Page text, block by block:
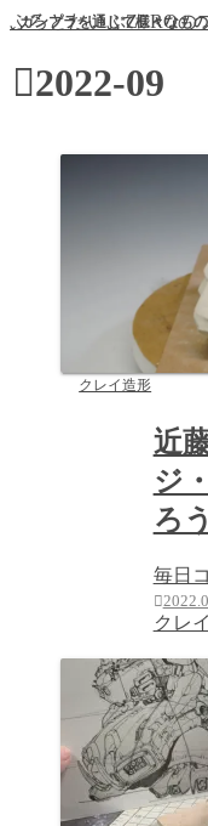
ガンプラを通じて様々なもの
ぷろとたいぷZEROの
2022-09
クレイ造形
近
ジ
ろ
毎日
クレ